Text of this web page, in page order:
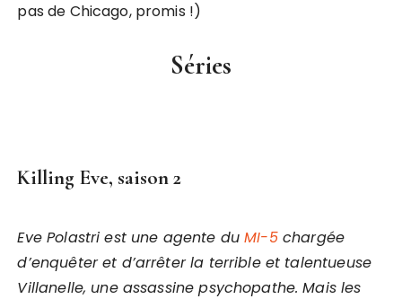
pas de Chicago, promis !)
Séries
Killing Eve, saison 2
Eve Polastri est une agente duMI-5chargée
d’enquêter et d’arrêter la terrible et talentueuse
Villanelle, une assassine psychopathe. Mais les